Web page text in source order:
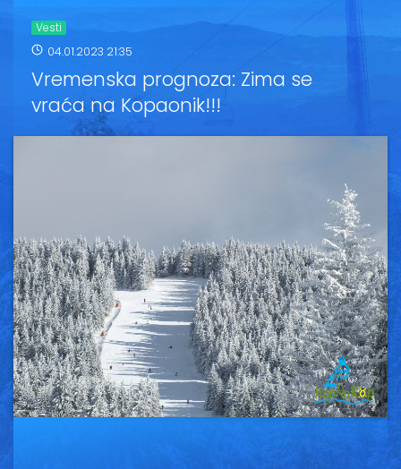
Kop Info
Ski škole
Ski renta
Galerija
Copyright© 2020
HopNaKop
Vesti
04.01.2023 21:35
Vremenska prognoza: Zima se
vraća na Kopaonik!!!